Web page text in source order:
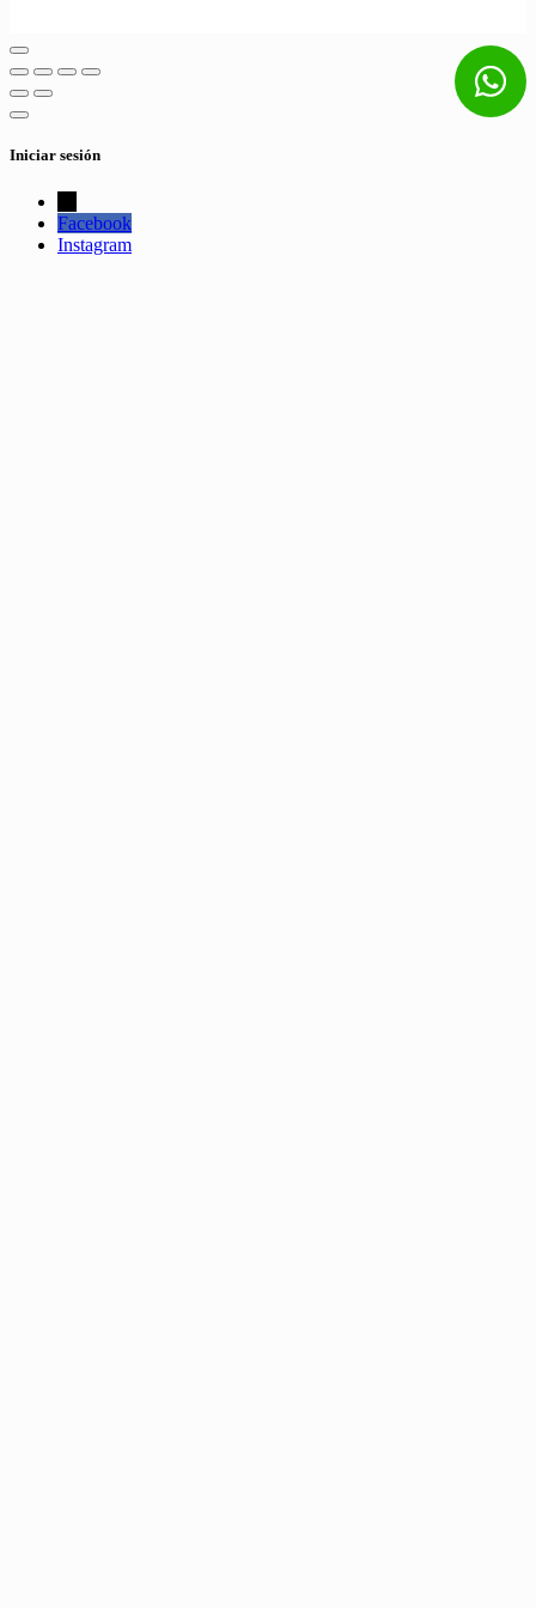
Iniciar sesión
Facebook
Instagram